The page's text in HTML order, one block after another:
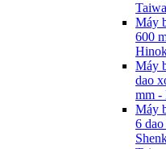
Máy
600
Máy
dao
mm -
Máy
6